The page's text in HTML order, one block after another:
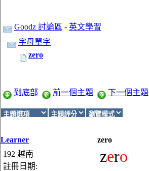
Goodz 討論區 - 英文學習
字母單字
zero
到底部 前一個主題 下一個主題
Learner
zero
192 越南
註冊日期:
zero